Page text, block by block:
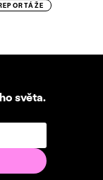
světa.